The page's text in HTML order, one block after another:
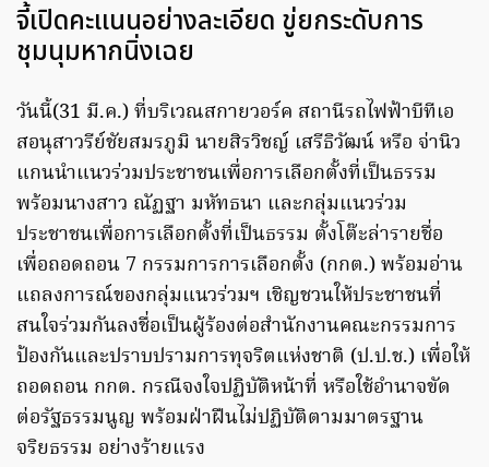
จี้เปิดคะแนนอย่างละเอียด ขู่ยกระดับการ
ชุมนุมหากนิ่งเฉย
วันนี้(31 มี.ค.) ที่บริเวณสกายวอร์ค สถานีรถไฟฟ้าบีทีเอ
สอนุสาวรีย์ชัยสมรภูมิ นายสิรวิชญ์ เสรีธิวัฒน์ หรือ จ่านิว
แกนนำแนวร่วมประชาชนเพื่อการเลือกตั้งที่เป็นธรรม
พร้อมนางสาว ณัฏฐา มหัทธนา และกลุ่มแนวร่วม
ประชาชนเพื่อการเลือกตั้งที่เป็นธรรม ตั้งโต๊ะล่ารายชื่อ
เพื่อถอดถอน 7 กรรมการการเลือกตั้ง (กกต.) พร้อมอ่าน
แถลงการณ์ของกลุ่มแนวร่วมฯ เชิญชวนให้ประชาชนที่
สนใจร่วมกันลงชื่อเป็นผู้ร้องต่อสำนักงานคณะกรรมการ
ป้องกันและปราบปรามการทุจริตแห่งชาติ (ป.ป.ช.) เพื่อให้
ถอดถอน กกต. กรณีจงใจปฏิบัติหน้าที่ หรือใช้อำนาจขัด
ต่อรัฐธรรมนูญ พร้อมฝ่าฝืนไม่ปฏิบัติตามมาตรฐาน
จริยธรรม อย่างร้ายแรง